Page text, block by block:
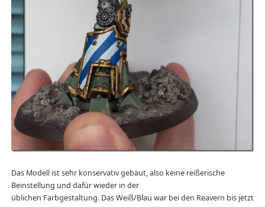
Das Modell ist sehr konservativ gebaut, also keine reißerische
Beinstellung und dafür wieder in der
üblichen Farbgestaltung. Das Weiß/Blau war bei den Reavern bis jetzt